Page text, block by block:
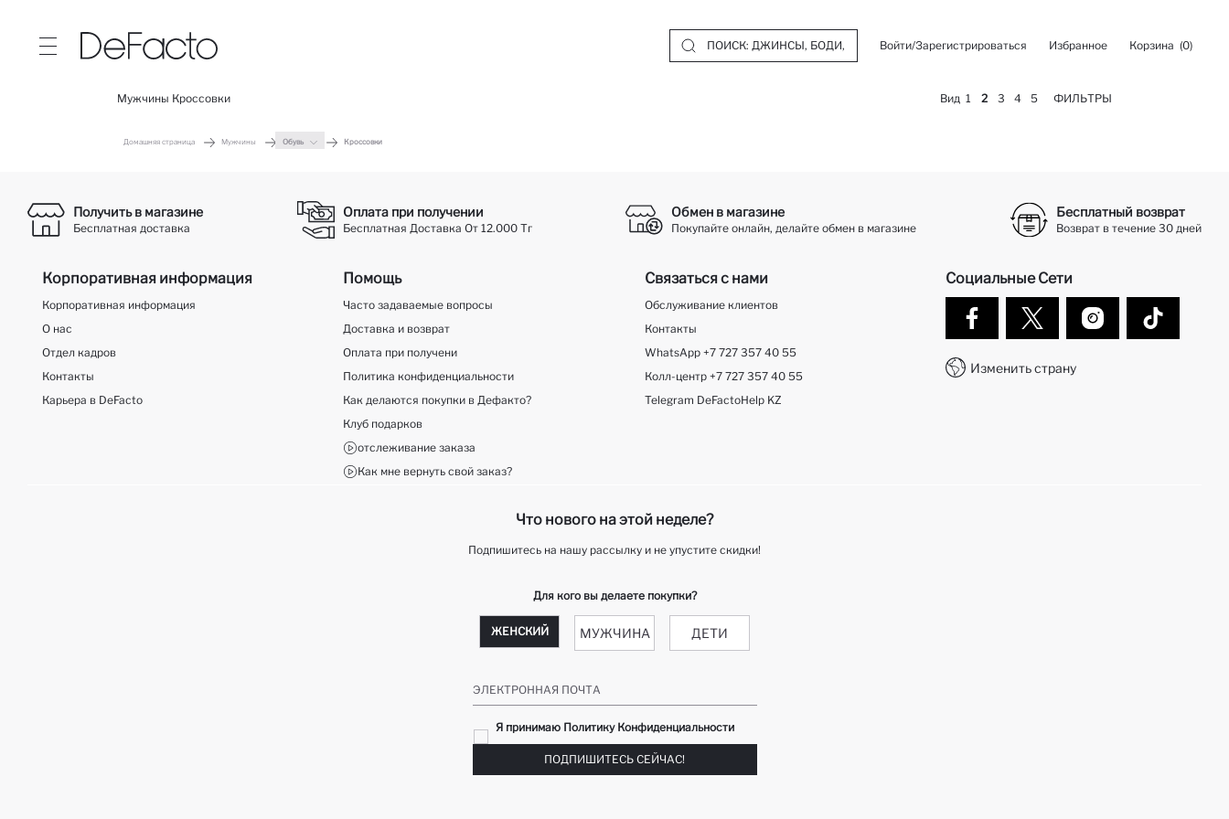
Войти/Зарегистрироваться Избранное Корзина (0)
Mужчины Кроссовки Вид 1 2 3 4 5 ФИЛЬТРЫ
Домашняя страница Мужчины Обувь Кроссовки
Получить в магазине
Бесплатная доставка
Оплата при получении
Бесплатная Доставка От 12.000 Тг
Обмен в магазине
Покупайте онлайн, делайте обмен в магазине
Бесплатный возврат
Возврат в течение 30 дней
Корпоративная информация
Корпоративная информация
О нас
Отдел кадров
Контакты
Карьера в DeFacto
Помощь
Часто задаваемые вопросы
Доставка и возврат
Оплата при получени
Политика конфиденциальности
Как делаются покупки в Дефакто?
Клуб подарков
отслеживание заказа
Как мне вернуть свой заказ?
Связаться с нами
Обслуживание клиентов
Контакты
WhatsApp +7 727 357 40 55
Колл-центр +7 727 357 40 55
Telegram DeFactoHelp KZ
Социальные Сети
Изменить страну
Что нового на этой неделе?
Подпишитесь на нашу рассылку и не упустите скидки!
Для кого вы делаете покупки?
ЖЕНСКИЙ МУЖЧИНА ДЕТИ
ЭЛЕКТРОННАЯ ПОЧТА
Я принимаю Политику Конфиденциальности
ПОДПИШИТЕСЬ СЕЙЧАС!